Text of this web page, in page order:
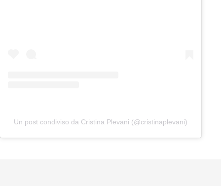
Un post condiviso da Cristina Plevani (@cristinaplevani)